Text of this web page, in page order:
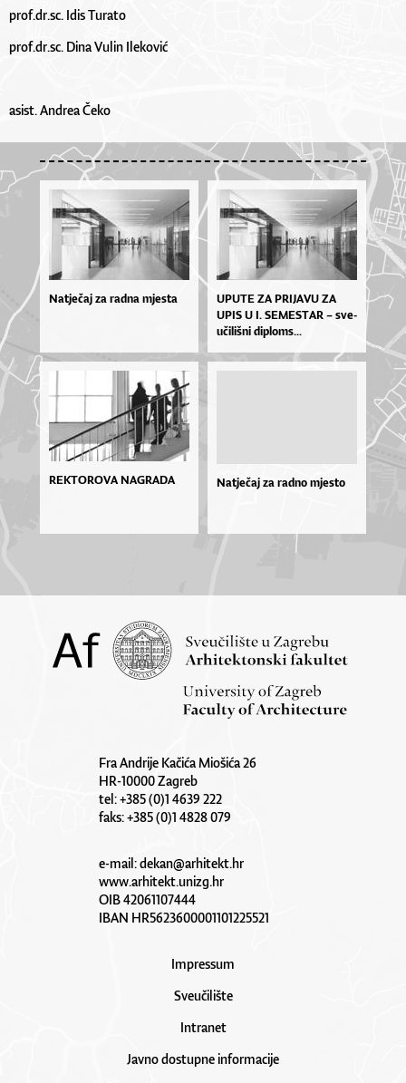
prof.dr.sc. Idis Turato
prof.dr.sc. Dina Vulin Ileković
asist. Andrea Čeko
Natječaj za radna mjesta
UPU­TE ZA PRI­JA­VU ZA
UPIS U I. SE­MES­TAR – sve­
u­či­liš­ni di­plo­ms...
REKTOROVA NAGRADA Natječaj za radno mjesto
Fra Andrije Kačića Miošića 26
HR-10000 Zagreb
tel: +385 (0)1 4639 222
faks: +385 (0)1 4828 079
e-mail:dekan@arhitekt.hr
www.arhitekt.unizg.hr
OIB 42061107444
IBAN HR5623600001101225521
Impressum
Sveučilište
Intranet
Javno dostupne informacije